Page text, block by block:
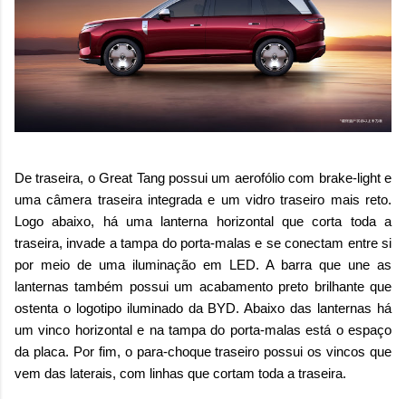
De traseira, o Great Tang possui um aerofólio com brake-light e
uma câmera traseira integrada e um vidro traseiro mais reto.
Logo abaixo, há uma lanterna horizontal que corta toda a
traseira, invade a tampa do porta-malas e se conectam entre si
por meio de uma iluminação em LED. A barra que une as
lanternas também possui um acabamento preto brilhante que
ostenta o logotipo iluminado da BYD. Abaixo das lanternas há
um vinco horizontal e na tampa do porta-malas está o espaço
da placa. Por fim, o para-choque traseiro possui os vincos que
vem das laterais, com linhas que cortam toda a traseira.